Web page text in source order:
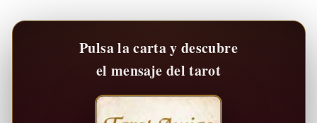
Pulsa la carta y descubre
el mensaje del tarot